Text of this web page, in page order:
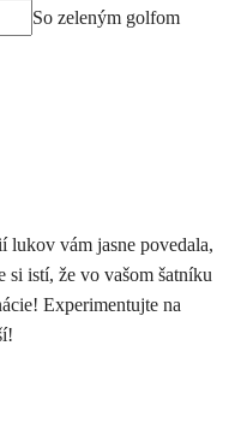
So zeleným golfom
lukov vám jasne povedala,
si istí, že vo vašom šatníku
Experimentujte na